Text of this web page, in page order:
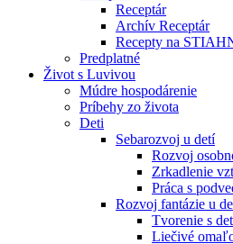
Receptár
Archív Receptár
Recepty na
Predplatné
Život s Luvivou
Múdre hospodárenie
Príbehy zo života
Deti
Sebarozvoj u detí
Rozvoj
Zrkadlenie
Práca s
Rozvoj fantázie u
Tvorenie s
Liečivé